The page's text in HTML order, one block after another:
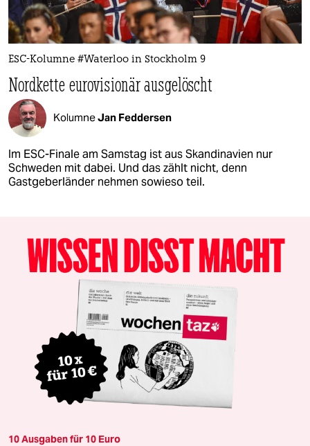
ESC-Kolumne #Waterloo in Stockholm 9
Nordkette eurovisionär ausgelöscht
KolumneJan Feddersen
Im ESC-Finale am Samstag ist aus Skandinavien nur
Schweden mit dabei. Und das zählt nicht, denn
Gastgeberländer nehmen sowieso teil.
10 Ausgaben für 10 Euro